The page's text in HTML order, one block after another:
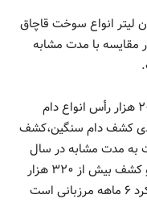
یادآور شد: حدود ۱۵ میلیون لیتر انواع سوخت قاچاق
مقایسه با مدت مشابه
سردار منتظرالمهدی افزود: کشف و مهار ۲۰ هزار رأس انواع دام
قاچاق، افزایش ۱۵ درصدی کشف دام سنگین،کشف
به مدت مشابه در سال
گذشته با افزایش ۶۲ درصدی روبرو بوده و کشف بیش از ۳۲۰ هزار
عدد انواع مواد محترقه هم بخشی از عملکرد ۶ ماهه مرزبانی است